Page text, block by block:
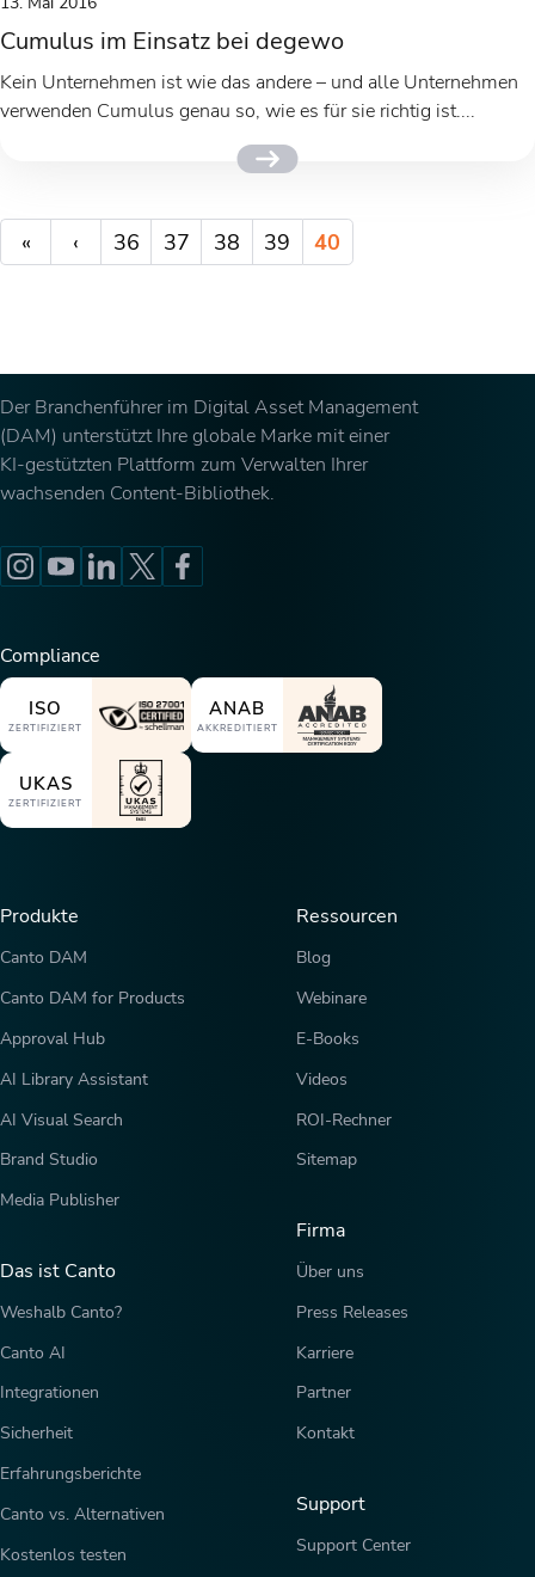
Cumulus im Einsatz bei degewo
Kein Unternehmen ist wie das andere – und alle Unternehmen
verwenden Cumulus genau so, wie es für sie richtig ist....
« ‹ 36 37 38 39 40
Der Branchenführer im Digital Asset Management
(DAM) unterstützt Ihre globale Marke mit einer
KI-gestützten Plattform zum Verwalten Ihrer
wachsenden Content-Bibliothek.
Compliance
ISO
ZERTIFIZIERT
ANAB
AKKREDITIERT
UKAS
ZERTIFIZIERT
Produkte
Canto DAM
Canto DAM for Products
Approval Hub
AI Library Assistant
AI Visual Search
Brand Studio
Media Publisher
Das ist Canto
Weshalb Canto?
Canto AI
Integrationen
Sicherheit
Erfahrungsberichte
Canto vs. Alternativen
Kostenlos testen
Ressourcen
Blog
Webinare
E-Books
Videos
ROI-Rechner
Sitemap
Firma
Über uns
Press Releases
Karriere
Partner
Kontakt
Support
Support Center